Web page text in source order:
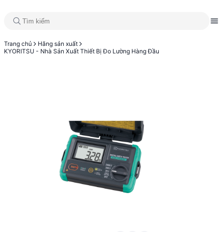
Trang chủ
Hãng sản xuất
KYORITSU - Nhà Sản Xuất Thiết Bị Đo Lường Hàng Đầu